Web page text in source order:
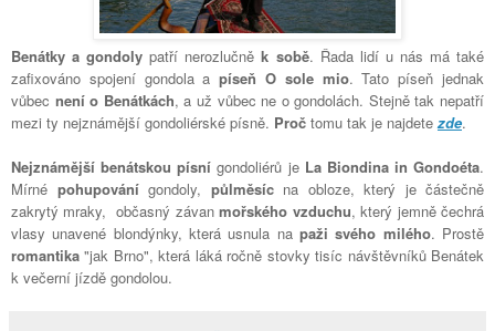
Benátky a gondoly patří nerozlučněk sobě. Řada lidí u nás má také
zafixováno spojení gondola apíseň O sole mio. Tato píseň jednak
vůbec není o Benátkách, a už vůbec ne o gondolách. Stejně tak nepatří
mezi ty nejznámější gondoliérské písně. Proč tomu tak je najdetezde.
Nejznámější benátskou písní gondoliérů je La Biondina in Gondoéta.
Mírné pohupování gondoly, půlměsícna obloze, který je částečně
zakrytý mraky, občasný závanmořského vzduchu, který jemně čechrá
vlasy unavené blondýnky, která usnula na paži svého milého. Prostě
romantika "jak Brno", která láká ročně stovky tisíc návštěvníků Benátek
k večerní jízdě gondolou.